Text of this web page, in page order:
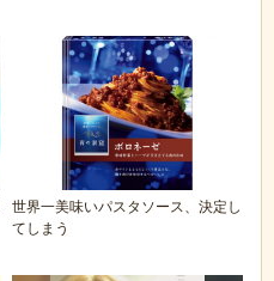
世界一美味いパスタソース、決定し
てしまう